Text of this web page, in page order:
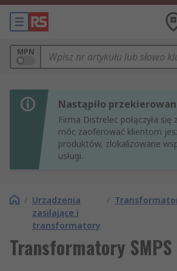
MPN
Nastąpiło
Firma Distrelec połączyła się
móc zaoferować klientom
produktów, zlokalizowane
usługi.
/ Urządzenia
zasilające i
transformatory
/
Transformatory SMPS